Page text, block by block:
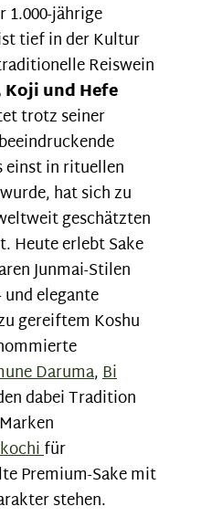
1.000-jährige
tief in der Kultur
Reiswein
Koji und Hefe
trotz seiner
einst in rituellen
hat sich zu
geschätzten
Heute erlebt Sake
Junmai-Stilen
elegante
gereiftem Koshu
Daruma,Bi
dabei Tradition
für
Premium-Sake mit
stehen.